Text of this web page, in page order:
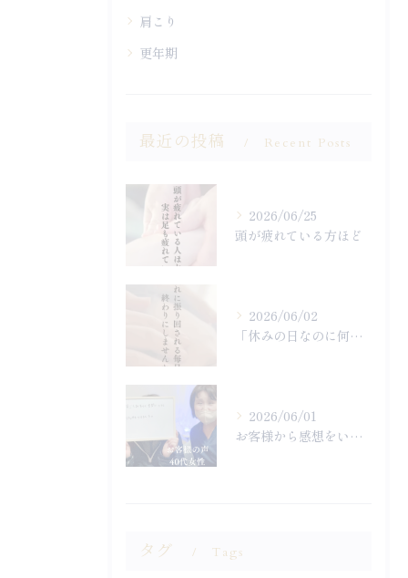
肩こり
更年期
最近の投稿 Recent Posts
2026/06/25
頭が疲れている方ほど
2026/06/02
「休みの日なのに何もやる気になれず終わってしまった…」
2026/06/01
お客様から感想をいただきました
タグ Tags